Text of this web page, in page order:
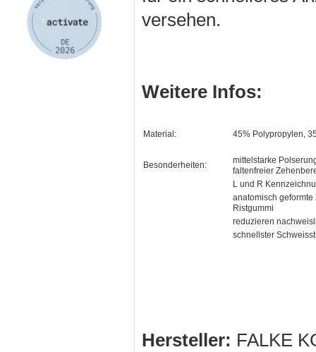
versehen.
Weitere Infos:
Material: 45% Polypropylen,
Besonderheiten:
mittelstarke
faltenfreier
L und R
anatomisch geformte
Ristgummi
reduzieren
schnellster
Hersteller: FALKE